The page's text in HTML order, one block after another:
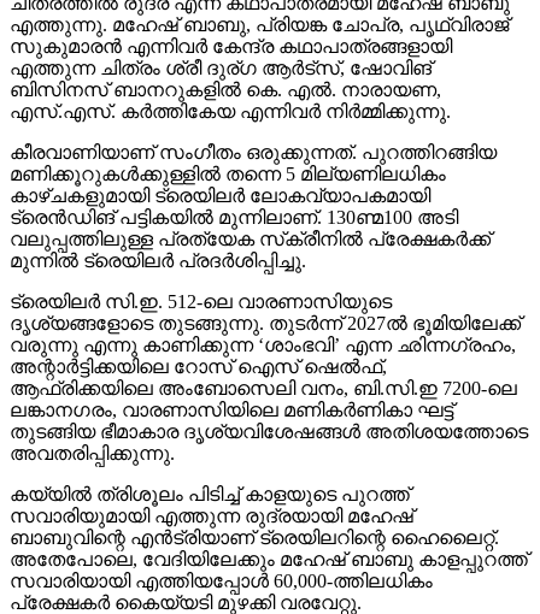
എത്തുന്നു. മഹേഷ് ബാബു, പ്രിയങ്ക ചോപ്ര, പൃഥ്വിരാജ്
സുകുമാരന്‍ എന്നിവര്‍ കേന്ദ്ര കഥാപാത്രങ്ങളായി
എത്തുന്ന ചിത്രം ശ്രീ ദുര്ഗ ആര്‍ട്‌സ്, ഷോവിങ്
ബിസിനസ് ബാനറുകളില്‍ കെ. എല്‍. നാരായണ,
എസ്.എസ്. കര്‍ത്തികേയ എന്നിവര്‍ നിര്‍മ്മിക്കുന്നു.
കീരവാണിയാണ് സംഗീതം ഒരുക്കുന്നത്. പുറത്തിറങ്ങിയ
മണിക്കൂറുകള്‍ക്കുള്ളില്‍ തന്നെ 5 മില്യണിലധികം
കാഴ്ചകളുമായി ട്രെയിലര്‍ ലോകവ്യാപകമായി
ട്രെന്‍ഡിങ് പട്ടികയില്‍ മുന്നിലാണ്. 130ണ്മ100 അടി
വലുപ്പത്തിലുള്ള പ്രത്യേക സ്‌ക്രീനില്‍ പ്രേക്ഷകര്‍ക്ക്
മുന്നില്‍ ട്രെയിലര്‍ പ്രദര്‍ശിപ്പിച്ചു.
ട്രെയിലര്‍ സി.ഇ. 512-ലെ വാരണാസിയുടെ
ദൃശ്യങ്ങളോടെ തുടങ്ങുന്നു. തുടര്‍ന്ന് 2027ല്‍ ഭൂമിയിലേക്ക്
വരുന്നു എന്നു കാണിക്കുന്ന ‘ശാംഭവി’ എന്ന ഛിന്നഗ്രഹം,
അന്റാര്‍ട്ടിക്കയിലെ റോസ് ഐസ് ഷെല്‍ഫ്,
ആഫ്രിക്കയിലെ അംബോസെലി വനം, ബി.സി.ഇ 7200-ലെ
ലങ്കാനഗരം, വാരണാസിയിലെ മണികര്‍ണികാ ഘട്ട്
തുടങ്ങിയ ഭീമാകാര ദൃശ്യവിശേഷങ്ങള്‍ അതിശയത്തോടെ
അവതരിപ്പിക്കുന്നു.
കയ്യില്‍ ത്രിശൂലം പിടിച്ച് കാളയുടെ പുറത്ത്
സവാരിയുമായി എത്തുന്ന രുദ്രയായി മഹേഷ്
ബാബുവിന്റെ എന്‍ട്രിയാണ് ട്രെയിലറിന്റെ ഹൈലൈറ്റ്.
അതേപോലെ, വേദിയിലേക്കും മഹേഷ് ബാബു കാളപ്പുറത്ത്
സവാരിയായി എത്തിയപ്പോള്‍ 60,000-ത്തിലധികം
പ്രേക്ഷകര്‍ കൈയ്യടി മുഴക്കി വരവേറ്റു.